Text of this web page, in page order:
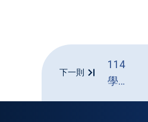
下一則
114
學年